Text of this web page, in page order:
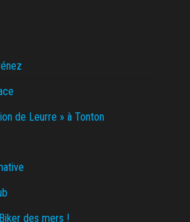
de Leurre » à Tonton
des mers !